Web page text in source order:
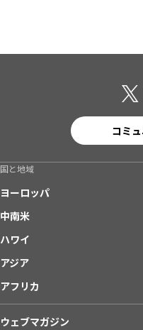
コミ
国と地域
ヨーロッパ
中南米
ハワイ
アジア
アフリカ
ウェブマガジン